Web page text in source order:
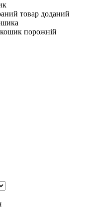
товар доданий
порожній